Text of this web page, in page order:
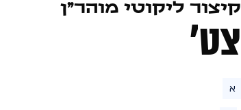
קיצור ליקוטי מוהר״ן
צט׳
א